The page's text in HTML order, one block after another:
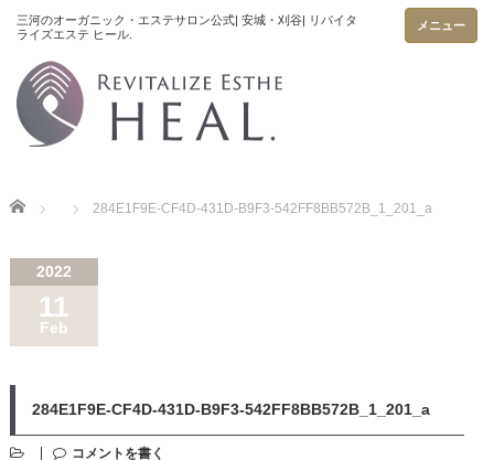
メニュー
Home 284E1F9E-CF4D-431D-B9F3-542FF8BB572B_1_201_a
2022
11
Feb
284E1F9E-CF4D-431D-B9F3-542FF8BB572B_1_201_a
コメントを書く